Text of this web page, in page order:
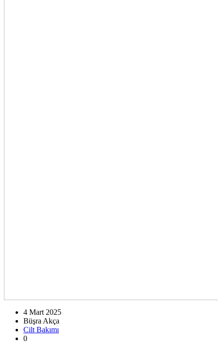
4 Mart 2025
Büşra Akça
Cilt Bakımı
0